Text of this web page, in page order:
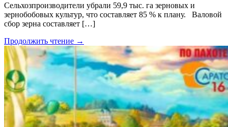
Сельхозпроизводители убрали 59,9 тыс. га зерновых и
зернобобовых культур, что составляет 85 % к плану. Валовой
сбор зерна составляет […]
Продолжить чтение →